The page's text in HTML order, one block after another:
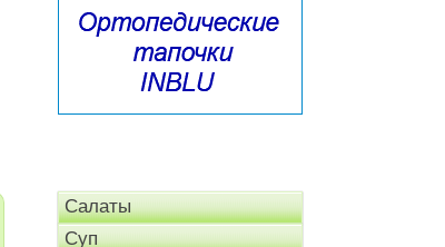
Салаты
Суп